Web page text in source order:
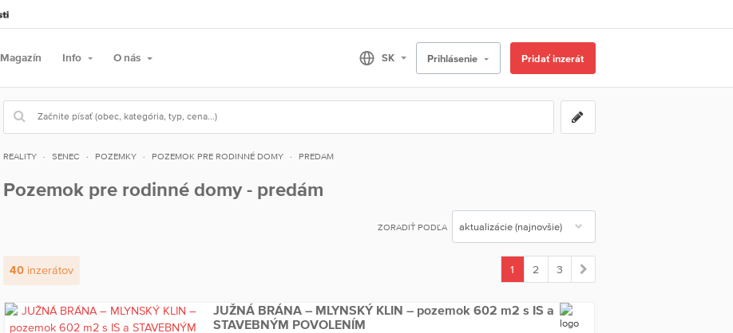
Magazín Info O nás Prihlásenie Pridať inzerát
REALITY SENEC POZEMKY POZEMOK PRE RODINNÉ DOMY PREDAM
Pozemok pre rodinné domy - predám
ZORADIŤ PODĽA
40inzerátov
1
2 3
JUŽNÁ BRÁNA – MLYNSKÝ KLIN – pozemok 602 m2 s IS a
STAVEBNÝM POVOLENÍM